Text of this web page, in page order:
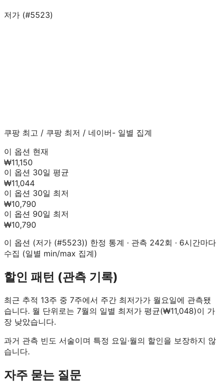
저가 (#5523)
쿠팡 최고 / 쿠팡 최저 / 네이버- 일별 집계
이 옵션 현재
₩11,150
이 옵션 30일 평균
₩11,044
이 옵션 30일 최저
₩10,790
이 옵션 90일 최저
₩10,790
이 옵션 (저가 (#5523)) 한정 통계 · 관측 242회 · 6시간마다
수집 (일별 min/max 집계)
할인 패턴 (관측 기록)
최근 추적 13주 중 7주에서 주간 최저가가 월요일에 관측됐
습니다. 월 단위로는 7월의 일별 최저가 평균(₩11,048)이 가
장 낮았습니다.
과거 관측 빈도 서술이며 특정 요일·월의 할인을 보장하지 않
습니다.
자주 묻는 질문